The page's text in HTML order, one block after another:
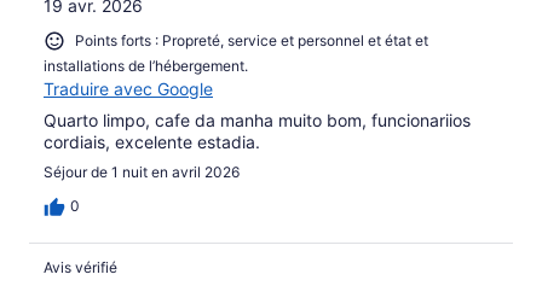
19 avr. 2026
Points forts : Propreté, service et personnel et état et
installations de l’hébergement.
Traduire avec Google
Quarto limpo, cafe da manha muito bom, funcionariios
cordiais, excelente estadia.
Séjour de 1 nuit en avril 2026
0
Avis vérifié